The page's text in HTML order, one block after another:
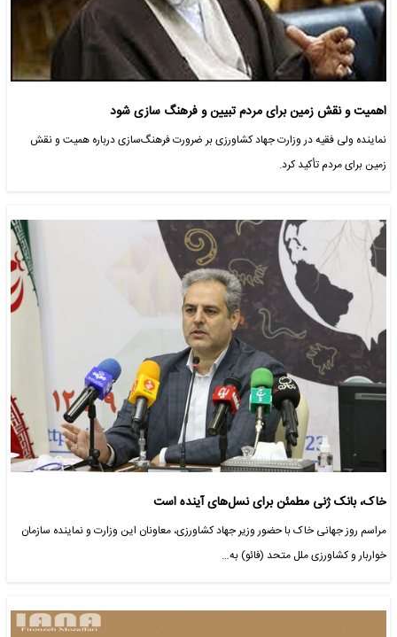
اهمیت و نقش زمین برای مردم تبیین و فرهنگ سازی شود
نماینده ولی فقیه در وزارت جهاد کشاورزی بر ضرورت فرهنگ‌سازی درباره همیت و نقش
زمین برای مردم تأکید کرد.
خاک، بانک ژنی مطمئن برای نسل‌های آینده است
مراسم روز جهانی خاک با حضور وزیر جهاد کشاورزی، معاونان این وزارت و نماینده سازمان
خواربار و کشاورزی ملل متحد (فائو) به…